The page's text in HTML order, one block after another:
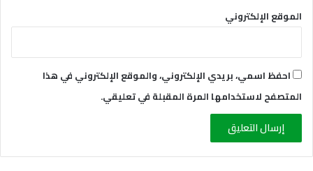
الموقع الإلكتروني
احفظ اسمي، بريدي الإلكتروني، والموقع الإلكتروني في هذا
المتصفح لاستخدامها المرة المقبلة في تعليقي.